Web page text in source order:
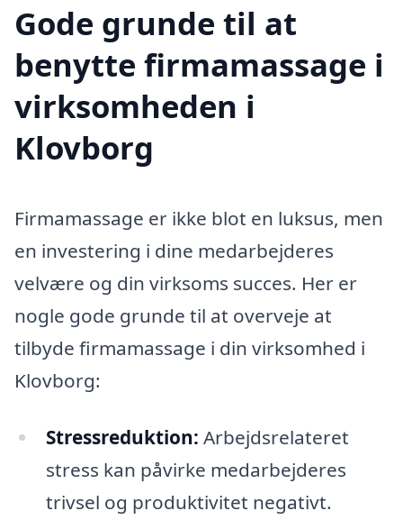
Gode grunde til at
benytte firmamassage i
virksomheden i
Klovborg
Firmamassage er ikke blot en luksus, men
en investering i dine medarbejderes
velvære og din virksoms succes. Her er
nogle gode grunde til at overveje at
tilbyde firmamassage i din virksomhed i
Klovborg:
Stressreduktion: Arbejdsrelateret
stress kan påvirke medarbejderes
trivsel og produktivitet negativt.